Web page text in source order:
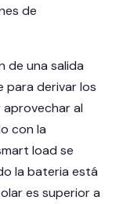
de
de una salida
para derivar los
al
con la
load se
la bateria está
es superior a